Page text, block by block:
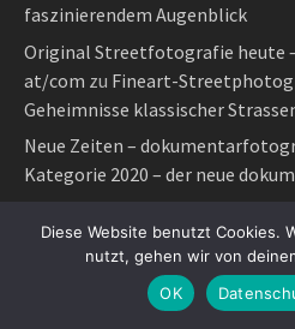
faszinierendem Augenblick
Original Streetfotografie heute
at/com zu Fineart-
Geheimnisse klassischer
Neue Zeiten –
Kategorie 2020 – der neue
Klassische manuelle
Henri auf digitale Art
Neue Zeiten –
Diese Website benutzt Cookies.
nutzt, gehen wir von
OK